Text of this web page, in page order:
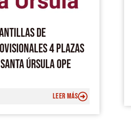
DE
4 PLAZAS
ÚRSULA OPE
LEER MÁS